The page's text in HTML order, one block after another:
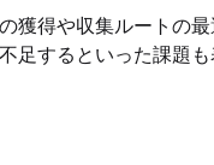
獲得や収集ルートの
足するといった課題